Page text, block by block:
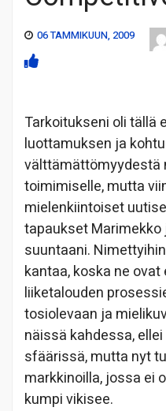
06 TAMMIKUUN, 2009
Tarkoitukseni oli tällä
luottamuksen ja
välttämättömyydestä
toimimiselle, mutta
mielenkiintoiset
tapaukset
suuntaani.
kantaa, koska ne
liiketalouden
tosiolevaan ja
näissä kahdessa,
sfäärissä, mutta nyt
markkinoilla, jossa ei
kumpi vikisee.